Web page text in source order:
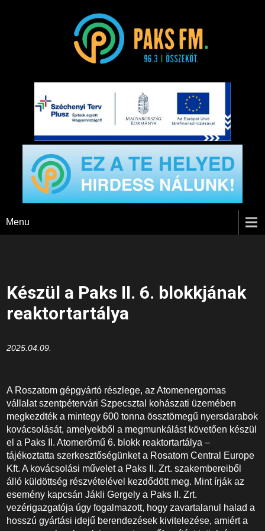
Paks FM
Menu
Készül a Paks II. 6. blokkjának
reaktortartálya
2025.04.09.
A Roszatom gépgyártó részlege, az Atomenergomas
vállalat szentpétervári Szpecsztal kohászati üzemében
megkezdték a mintegy 600 tonna össztömegű nyersdarabok
kovácsolását, amelyekből a megmunkálást követően készül
el a Paks II. Atomerőmű 6. blokk reaktortartálya –
tájékoztatta szerkesztőségünket a Rosatom Central Europe
Kft. A kovácsolási művelet a Paks II. Zrt. szakembereiből
álló küldöttség részvételével kezdődött meg. Mint írják az
esemény kapcsán Jákli Gergely a Paks II. Zrt.
vezérigazgatója úgy fogalmazott, hogy zavartalanul halad a
hosszú gyártási idejű berendezések kivitelezése, amiért a